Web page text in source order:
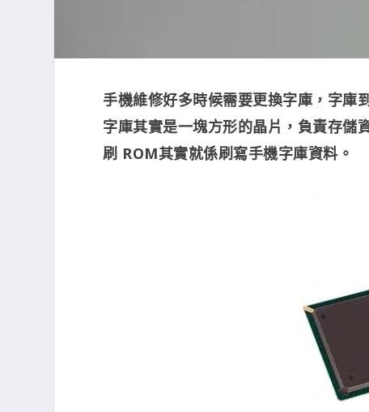
手機維修好多時候需要更換字庫，字庫
字庫其實是一塊方形的晶片，負責存儲
刷 ROM其實就係刷寫手機字庫資料。